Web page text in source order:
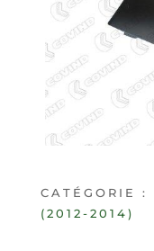
CATÉGORIE :
(2012-2014)